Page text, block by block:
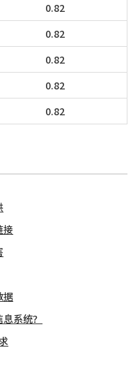
0.82
0.82
0.82
0.82
0.82
接
据
系统？